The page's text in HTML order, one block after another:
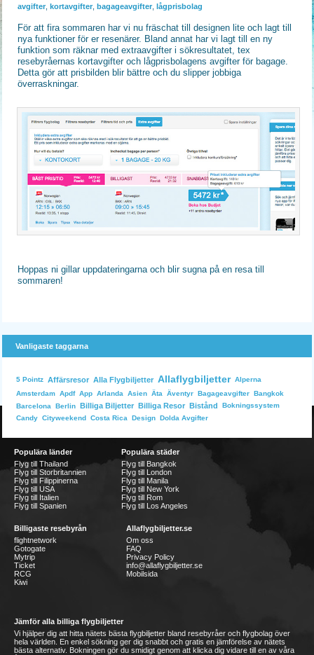
avgifter ,kortavgifter ,bagageavgifter ,lågprisbolag
För att fira sommaren har vi nu fräschat till designen lite och lagt till
nya funktioner för er resenärer. Bland annat har vi lagt till en ny
funktion som räknar med extraavgifter i sökresultatet, tex
resebyråernas kortavgifter och lågprisbolagens avgifter för bagage.
Detta gör att prisbilden blir bättre och du slipper jobbiga
överraskningar.
Hoppas ni gillar uppdateringarna och blir sugna på en resa till
sommaren!
Vanligaste taggarna
5 Pointz Affärsresor Alla Flygbiljetter Allaflygbiljetter Alperna
Amsterdam Apdf App Arlanda Asien Äta Äventyr Bagageavgifter Bangkok
Barcelona
Berlin Billiga Biljetter Billiga Resor Bistånd
Bokningssystem
Candy Cityweekend Costa Rica Design Dolda Avgifter
Populära länder
Flyg till Thailand
Flyg till Storbritannien
Flyg till Filippinerna
Flyg till USA
Flyg till Italien
Flyg till Spanien
Populära städer
Flyg till Bangkok
Flyg till London
Flyg till Manila
Flyg till New York
Flyg till Rom
Flyg till Los Angeles
Billigaste resebyrån
flightnetwork
Gotogate
Mytrip
Ticket
RCG
Kiwi
Allaflygbiljetter.se
Om oss
FAQ
Privacy Policy
info@allaflygbiljetter.se
Mobilsida
Jämför alla billiga flygbiljetter
Vi hjälper dig att hitta nätets bästa flygbiljetter bland resebyråer och flygbolag över
hela världen. En enkel sökning ger dig snabbt och gratis en jämförelse av nätets
bästa alternativ. Bokningen gör du smidigt genom att klicka dig vidare till en av våra